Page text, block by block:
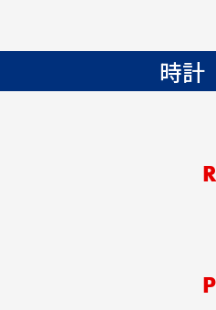
時計